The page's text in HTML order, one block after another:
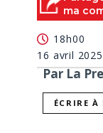
ma
18h00
16 avril 2025
Par La
ÉCRIRE À